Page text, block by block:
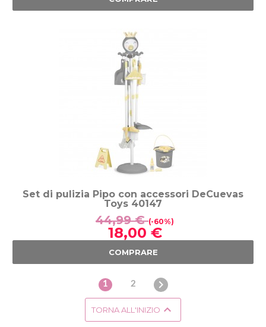
Set di pulizia Pipo con accessori DeCuevas
Toys 40147
44,99 €(-60%)
18,00 €
COMPRARE
1 2 
TORNA ALL'INIZIO 